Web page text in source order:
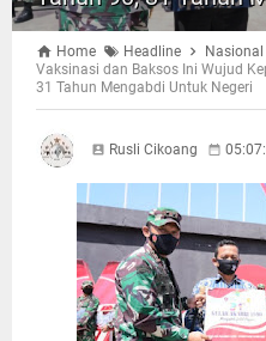
Home Headline Nasional
Vaksinasi dan Baksos Ini Wujud
31 Tahun Mengabdi Untuk Negeri
Rusli Cikoang